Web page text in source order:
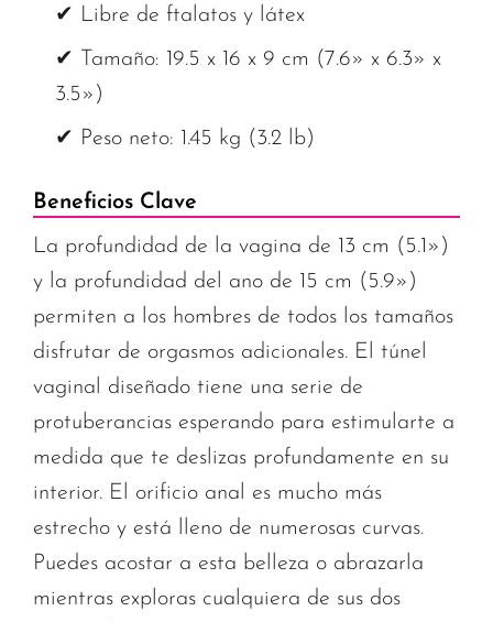
✔ Libre de ftalatos y látex
✔ Tamaño: 19.5 x 16 x 9 cm (7.6» x 6.3» x
3.5»)
✔ Peso neto: 1.45 kg (3.2 lb)
Beneficios Clave
La profundidad de la vagina de 13 cm (5.1»)
y la profundidad del ano de 15 cm (5.9»)
permiten a los hombres de todos los tamaños
disfrutar de orgasmos adicionales. El túnel
vaginal diseñado tiene una serie de
protuberancias esperando para estimularte a
medida que te deslizas profundamente en su
interior. El orificio anal es mucho más
estrecho y está lleno de numerosas curvas.
Puedes acostar a esta belleza o abrazarla
mientras exploras cualquiera de sus dos